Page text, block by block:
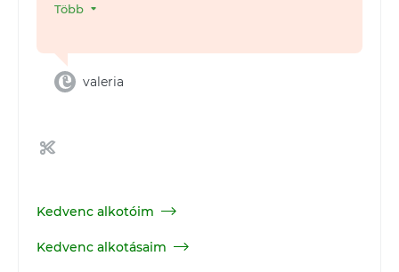
Több
valeria
Kedvenc alkotóim
Kedvenc alkotásaim